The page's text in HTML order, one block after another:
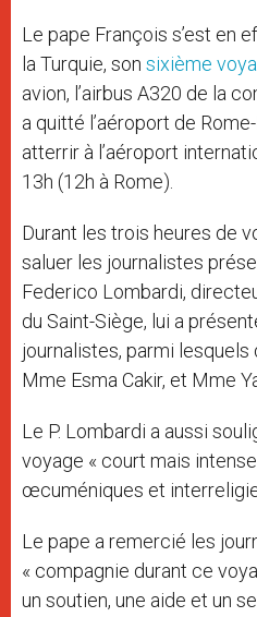
Le pape François s’est en
la Turquie, son sixième
avion, l’airbus A320 de la
a quitté l’aéroport de
atterrir à l’aéroport
13h (12h à Rome).
Durant les trois heures de
saluer les journalistes
Federico Lombardi,
du Saint-Siège, lui a
journalistes, parmi
Mme Esma Cakir, et Mme
Le P. Lombardi a aussi
voyage « court mais
œcuméniques et
Le pape a remercié les
« compagnie durant ce
un soutien, une aide et un